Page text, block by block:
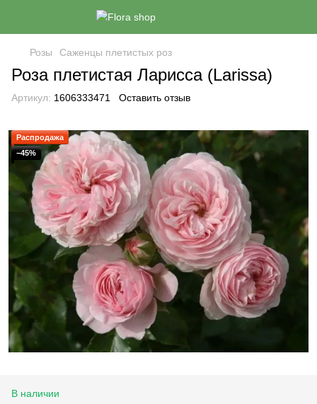
Розы Саженцы плетистых роз
Роза плетистая Ларисса (Larissa)
Артикул: 1606333471 Оставить отзыв
Распродажа
−45%
В наличии